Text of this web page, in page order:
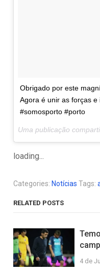
Obrigado por este
Agora é unir as forças
#somosporto #porto
Uma publicação
loading...
Categories: Notícias Tags:
RELATED POSTS
4 de